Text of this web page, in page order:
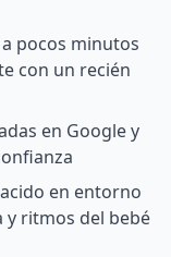
pocos minutos
con un recién
en Google y
en entorno
ritmos del bebé